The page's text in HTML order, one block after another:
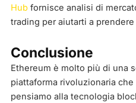
Hubfornisce analisi di
trading per aiutarti a
Conclusione
Ethereum è molto più di una
piattaforma rivoluzionaria
pensiamo alla tecnologia